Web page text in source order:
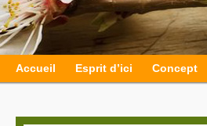
Accueil Esprit d’ici Concept